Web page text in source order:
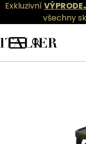
Exkluzivní
všechny